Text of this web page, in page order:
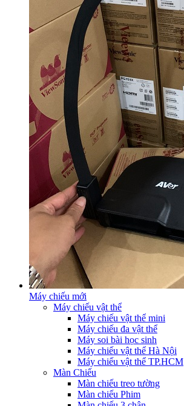
Máy chiếu mới
Máy chiếu vật thể
Máy chiếu vật thể mini
Máy chiếu đa vật thể
Máy soi bài học sinh
Máy chiếu vật thể Hà Nội
Máy chiếu vật thể TP.HCM
Màn Chiếu
Màn chiếu treo tường
Màn chiếu Phim